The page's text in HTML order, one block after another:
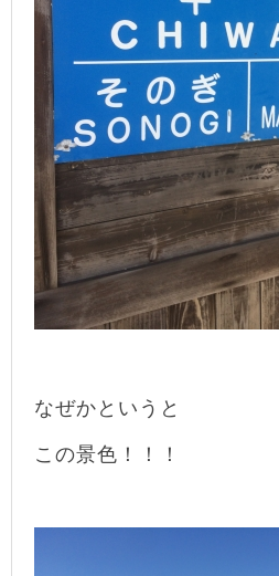
なぜかというと
この景色！！！